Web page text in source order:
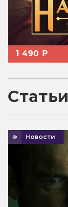
1 490 ₽
Статьи
Новости